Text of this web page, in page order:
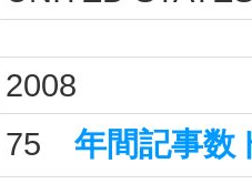
2008
75 年間記事数